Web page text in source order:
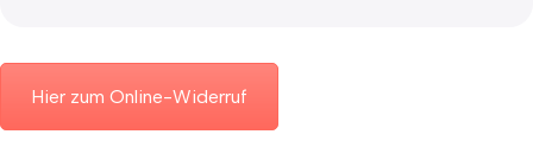
Hier zum Online-Widerruf